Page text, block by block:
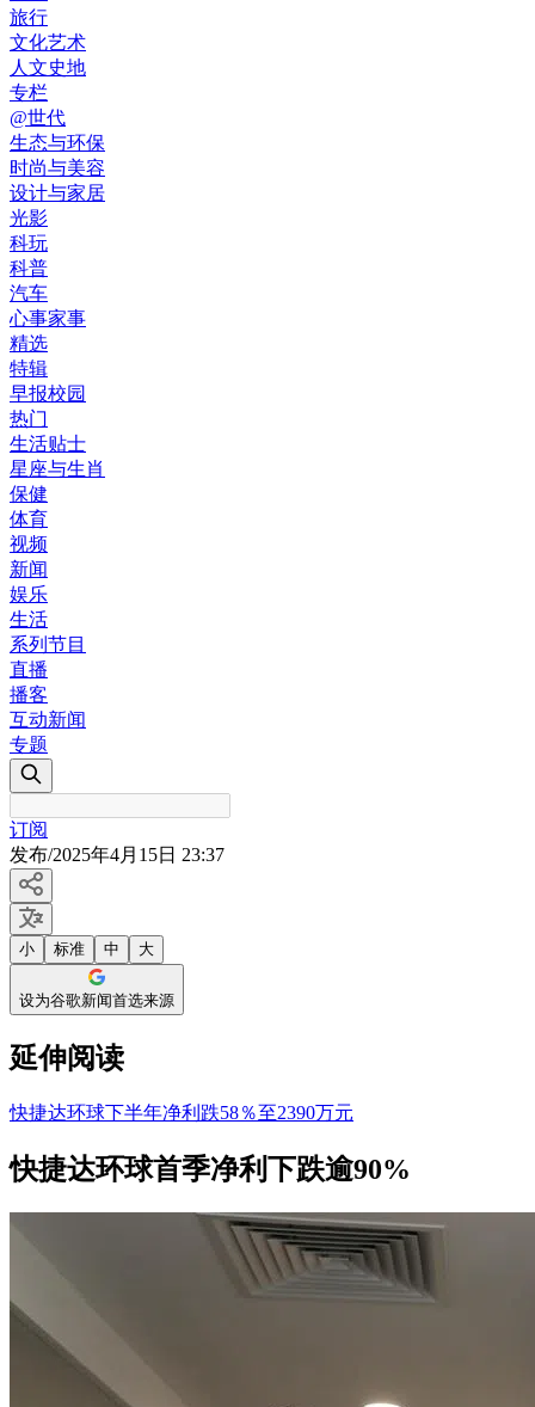
旅行
文化艺术
人文史地
专栏
@世代
生态与环保
时尚与美容
设计与家居
光影
科玩
科普
汽车
心事家事
精选
特辑
早报校园
热门
生活贴士
星座与生肖
保健
体育
视频
新闻
娱乐
生活
系列节目
直播
播客
互动新闻
专题
订阅
发布/2025年4月15日 23:37
小 标准 中 大
设为谷歌新闻首选来源
延伸阅读
快捷达环球下半年净利跌58％至2390万元
快捷达环球首季净利下跌逾90%